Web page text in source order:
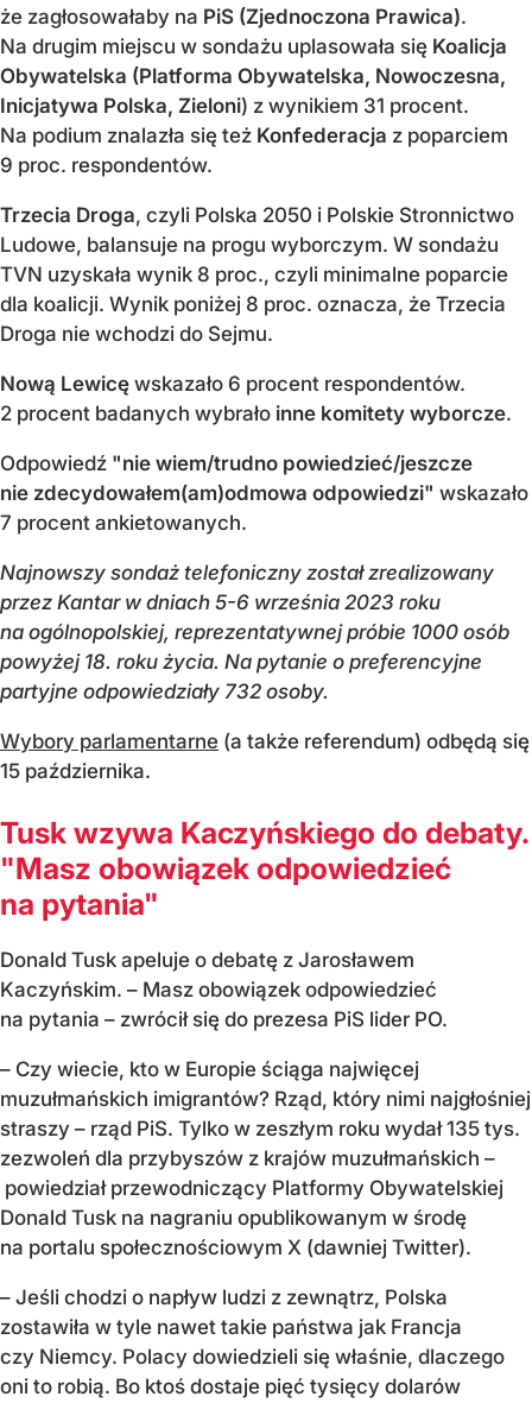
że zagłosowałaby na PiS (Zjednoczona Prawica).
Na drugim miejscu w sondażu uplasowała się Koalicja
Obywatelska (Platforma Obywatelska, Nowoczesna,
Inicjatywa Polska, Zieloni) z wynikiem 31 procent.
Na podium znalazła się też Konfederacja z poparciem
9 proc. respondentów.
Trzecia Droga, czyli Polska 2050 i Polskie Stronnictwo
Ludowe, balansuje na progu wyborczym. W sondażu
TVN uzyskała wynik 8 proc., czyli minimalne poparcie
dla koalicji. Wynik poniżej 8 proc. oznacza, że Trzecia
Droga nie wchodzi do Sejmu.
Nową Lewicę wskazało 6 procent respondentów.
2 procent badanych wybrało inne komitety wyborcze.
Odpowiedź "nie wiem/trudno powiedzieć/jeszcze
nie zdecydowałem(am)odmowa odpowiedzi" wskazało
7 procent ankietowanych.
Najnowszy sondaż telefoniczny został zrealizowany
przez Kantar w dniach 5-6 września 2023 roku
na ogólnopolskiej, reprezentatywnej próbie 1000 osób
powyżej 18. roku życia. Na pytanie o preferencyjne
partyjne odpowiedziały 732 osoby.
Wybory parlamentarne (a także referendum) odbędą się
15 października.
Tusk wzywa Kaczyńskiego do debaty.
"Masz obowiązek odpowiedzieć
na pytania"
Donald Tusk apeluje o debatę z Jarosławem
Kaczyńskim. – Masz obowiązek odpowiedzieć
na pytania – zwrócił się do prezesa PiS lider PO.
– Czy wiecie, kto w Europie ściąga najwięcej
muzułmańskich imigrantów? Rząd, który nimi najgłośniej
straszy – rząd PiS. Tylko w zeszłym roku wydał 135 tys.
zezwoleń dla przybyszów z krajów muzułmańskich –
powiedział przewodniczący Platformy Obywatelskiej
Donald Tusk na nagraniu opublikowanym w środę
na portalu społecznościowym X (dawniej Twitter).
– Jeśli chodzi o napływ ludzi z zewnątrz, Polska
zostawiła w tyle nawet takie państwa jak Francja
czy Niemcy. Polacy dowiedzieli się właśnie, dlaczego
oni to robią. Bo ktoś dostaje pięć tysięcy dolarów